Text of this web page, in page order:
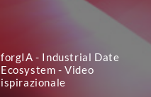
forgIA - Industrial Date
Ecosystem - Video
ispirazionale